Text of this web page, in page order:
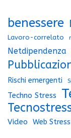
benessere
Lavoro-correlato
Netdipendenza
Rischi emergenti
Techno Stress
Video Web Stress